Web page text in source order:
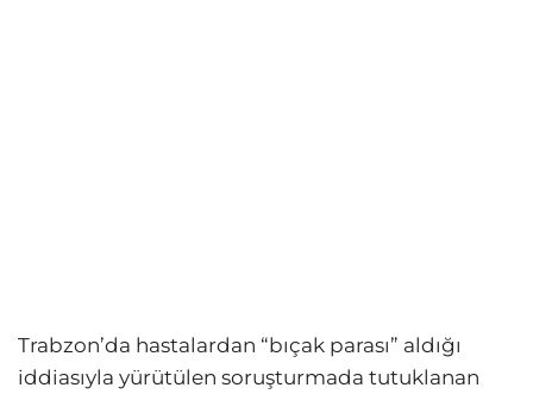
Trabzon’da hastalardan “bıçak parası” aldığı
iddiasıyla yürütülen soruşturmada tutuklanan